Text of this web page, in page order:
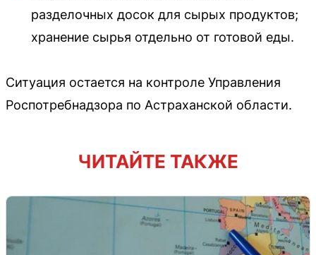
разделочных досок для сырых продуктов;
хранение сырья отдельно от готовой еды.
Ситуация остается на контроле Управления
Роспотребнадзора по Астраханской области.
ЧИТАЙТЕ ТАКЖЕ